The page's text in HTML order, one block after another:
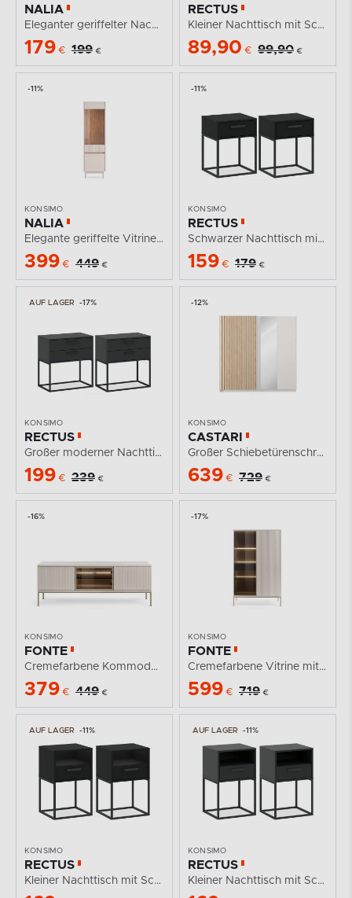
NALIA
Eleganter geriffelter Nachttisch creme/eiche
179 € 199 €
RECTUS
Kleiner Nachttisch mit Schublade schwarz
89,90 € 99,90 €
-11%
KONSIMO
NALIA
Elegante geriffelte Vitrine creme/eiche
399 € 449 €
-11%
KONSIMO
RECTUS
Schwarzer Nachttisch mit Schublade, 2 Tlg.
159 € 179 €
AUF LAGER -17%
KONSIMO
RECTUS
Großer moderner Nachttisch mit Schubladen, anthrazit,...
199 € 239 €
-12%
KONSIMO
CASTARI
Großer Schiebetürenschrank mit Spiegel und Lamellen...
639 € 729 €
-16%
KONSIMO
FONTE
Cremefarbene Kommode mit Lamellen auf hohen Beinen
379 € 449 €
-17%
KONSIMO
FONTE
Cremefarbene Vitrine mit Lamellen auf hohen Beinen
599 € 719 €
AUF LAGER -11%
KONSIMO
RECTUS
Kleiner Nachttisch mit Schublade, schwarz, 2 Tlg.
AUF LAGER -11%
KONSIMO
RECTUS
Kleiner Nachttisch mit Schublade, anthrazit, 2 Tlg.